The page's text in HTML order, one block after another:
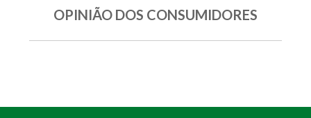
OPINIÃO DOS CONSUMIDORES